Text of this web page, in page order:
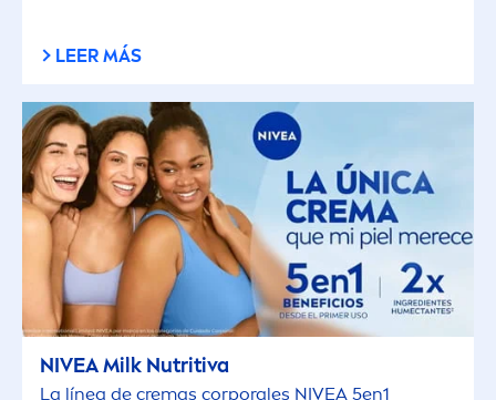
LEER MÁS
NIVEAMilk Nutritiva
La línea de cremas corporales NIVEA 5en1